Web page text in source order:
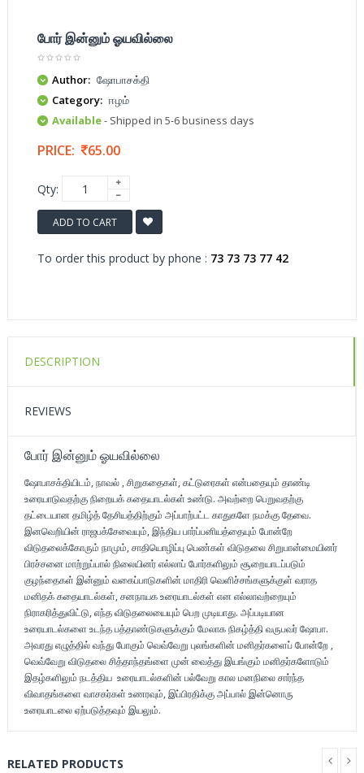
போர் இன்னும் ஓயவில்லை
Author: ஷோபாசக்தி
Category: ஈழம்
Available- Shipped in 5-6 business days
PRICE: 65.00
Qty:
ADD TO CART
To order this product by phone : 73 73 73 77 42
DESCRIPTION
REVIEWS
போர் இன்னும் ஓயவில்லை
ஷோபாசக்தியிடம், நாவல் , சிறுகதைகள், கட்டுரைகள் என்பதையும் தாண்டி
உரையாடுவதற்கு நிறையக் கதையாடல்கள் உண்டு. அவற்றை பெறுவதற்கு
தட்டையான தமிழ்த் தேசியத்திற்கும் அப்பாற்பட்ட காதுகளே நமக்கு தேவை.
இனவெறியின் ராஜபக்சேவையும், இந்திய பார்ப்பனியத்தையும் போன்றே
விடுதலைக்கோரும் நாமும், சாதியொழிப்பு பெண்கள் விடுதலை சிறுபான்மையினர்
பிரச்சனை மாற்றுப்பால் நிலையினர் எல்லாப் போர்களிலும் சூறையாடப்படும்
குழந்தைகள் இன்னும் வகைப்பாடுகளின் மாதிரி வெளிச்சங்களுக்குள் வராத
மனிதக் கதையாடல்கள், சனநாயக உரையாடல்கள் என எல்லாவற்றையும்
நிராகரித்துவிட்டு, எந்த விடுதலையையும் பெற முடியாது. அப்படியான
உரையாடல்களை உடந்த பத்தாண்டுகளுக்கும் மேலாக நிகழ்த்தி வருபவர் ஷோபா.
அவரது எழுத்தில் வந்து போகும் வெவ்வேறு புலங்களின் மனிதர்களைப் போன்றே ,
வெவ்வேறு விடுதலை சித்தாந்தங்ளை முன் வைத்து இயங்கும் மனிதர்களோடும்
இதழ்களிலும் நடத்திய உரையாடல்களின் பல்வேறு கால மனநிலை சார்ந்த
விவாதங்களை வாசகர்கள் உணரவும், இப்பிரதிக்கு அப்பால் இன்னொரு
உரையாடலை ஏற்படுத்தவும் இயலும்.
RELATED PRODUCTS